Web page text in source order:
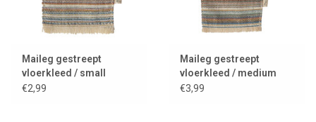
Maileg gestreept
vloerkleed / small
€2,99
Maileg gestreept
vloerkleed / medium
€3,99